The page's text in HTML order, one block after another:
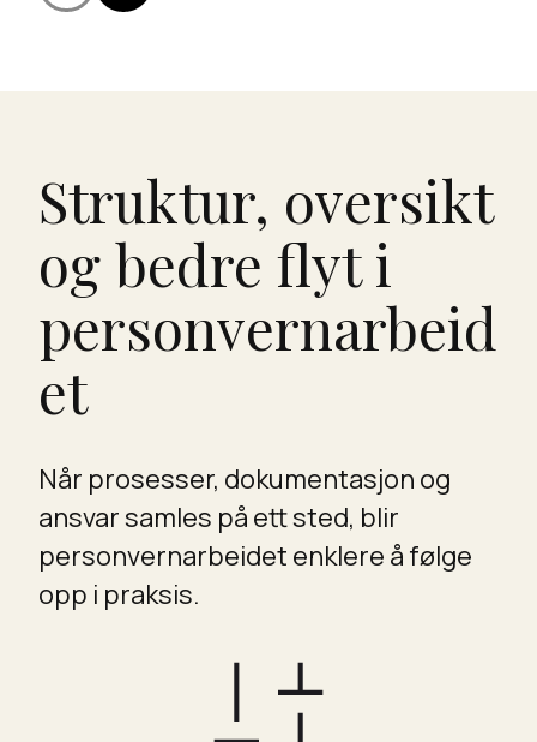
Struktur, oversikt
og bedre flyt i
personvernarbeid
et
Når prosesser, dokumentasjon og
ansvar samles på ett sted, blir
personvernarbeidet enklere å følge
opp i praksis.